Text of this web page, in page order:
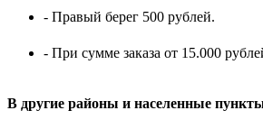
- Правый берег 500 рублей.
- При сумме заказа от 15.000
В другие районы и населенные